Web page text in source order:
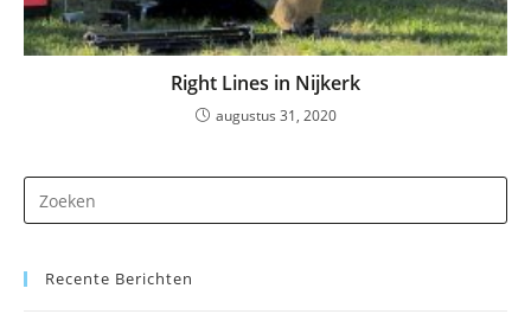
Right Lines in Nijkerk
augustus 31, 2020
op
Recente Berichten